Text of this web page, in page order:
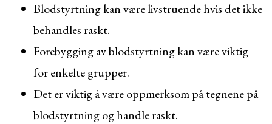
Blodstyrtning kan være livstruende hvis det ikke
behandles raskt.
Forebygging av blodstyrtning kan være viktig
for enkelte grupper.
Det er viktig å være oppmerksom på tegnene på
blodstyrtning og handle raskt.